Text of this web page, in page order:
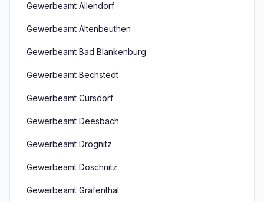
Gewerbeamt Allendorf
Gewerbeamt Altenbeuthen
Gewerbeamt Bad Blankenburg
Gewerbeamt Bechstedt
Gewerbeamt Cursdorf
Gewerbeamt Deesbach
Gewerbeamt Drognitz
Gewerbeamt Döschnitz
Gewerbeamt Gräfenthal